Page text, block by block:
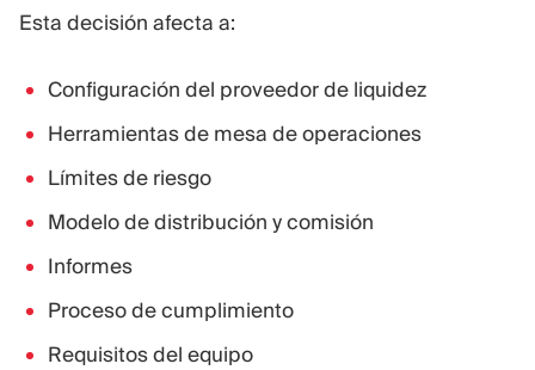
Esta decisión afecta a:
Configuración del proveedor de liquidez
Herramientas de mesa de operaciones
Límites de riesgo
Modelo de distribución y comisión
Informes
Proceso de cumplimiento
Requisitos del equipo